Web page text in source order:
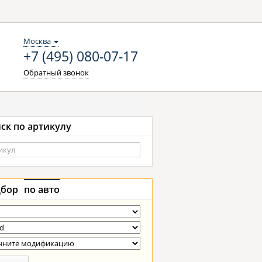
Москва
+7 (495) 080-07-17
Обратный звонок
по артикулу
по авто